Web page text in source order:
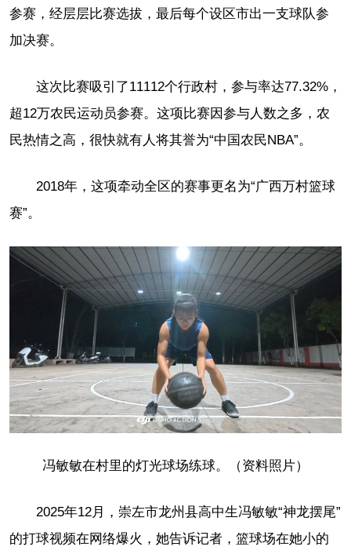
参赛，经层层比赛选拔，最后每个设区市出一支球队参
加决赛。
这次比赛吸引了11112个行政村，参与率达77.32%，
超12万农民运动员参赛。这项比赛因参与人数之多，农
民热情之高，很快就有人将其誉为“中国农民NBA”。
2018年，这项牵动全区的赛事更名为“广西万村篮球
赛”。
冯敏敏在村里的灯光球场练球。（资料照片）
2025年12月，崇左市龙州县高中生冯敏敏“神龙摆尾”
的打球视频在网络爆火，她告诉记者，篮球场在她小的